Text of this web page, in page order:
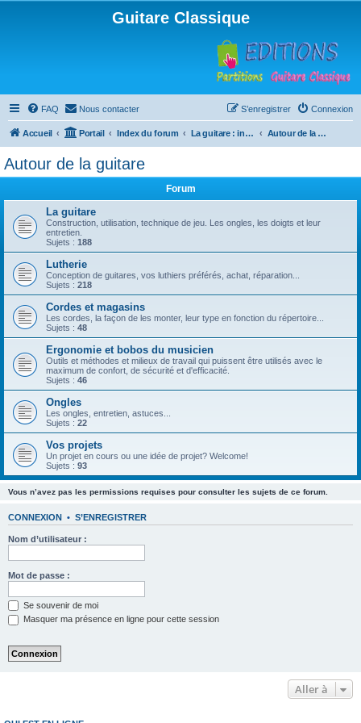
Guitare Classique
FAQ Nous contacter Connexion
S’enregistrer
Accueil Portail Index du forum La guitare : instrument, cours et théorie Autour de la guitare
Autour de la guitare
Forum
La guitare
Construction, utilisation, technique de jeu. Les ongles, les doigts et leur
entretien.
Sujets : 188
Lutherie
Conception de guitares, vos luthiers préférés, achat, réparation...
Sujets : 218
Cordes et magasins
Les cordes, la façon de les monter, leur type en fonction du répertoire...
Sujets : 48
Ergonomie et bobos du musicien
Outils et méthodes et milieux de travail qui puissent être utilisés avec le
maximum de confort, de sécurité et d'efficacité.
Sujets : 46
Ongles
Les ongles, entretien, astuces...
Sujets : 22
Vos projets
Un projet en cours ou une idée de projet? Welcome!
Sujets : 93
Vous n’avez pas les permissions requises pour consulter les sujets de ce forum.
CONNEXION • S’ENREGISTRER
Nom d’utilisateur :
Mot de passe :
Se souvenir de moi
Masquer ma présence en ligne pour cette session
Aller à